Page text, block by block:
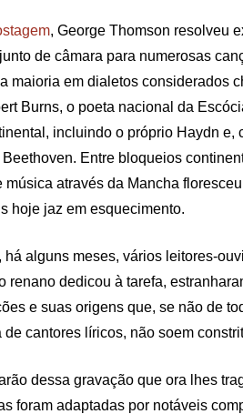
, George Thomson resolveu
de câmara para numerosas
maioria em dialetos considerados
Burns, o poeta nacional da
incluindo o próprio Haydn e,
Entre bloqueios
através da Mancha
hoje jaz em esquecimento.
alguns meses, vários leitores-
dedicou à tarefa,
e suas origens que, se não de
cantores líricos, não soem
dessa gravação que ora lhes
foram adaptadas por notáveis